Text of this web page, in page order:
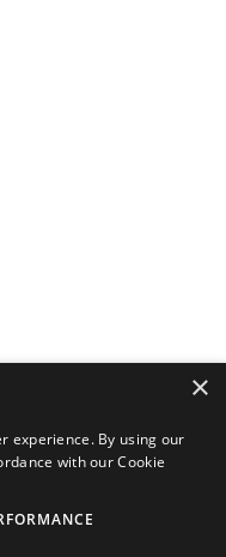
van het
geregistreerd in het
0074.
Pre-Owned
| Copyright © 2025
voorbehouden.
×
experience. By using our
with our Cookie